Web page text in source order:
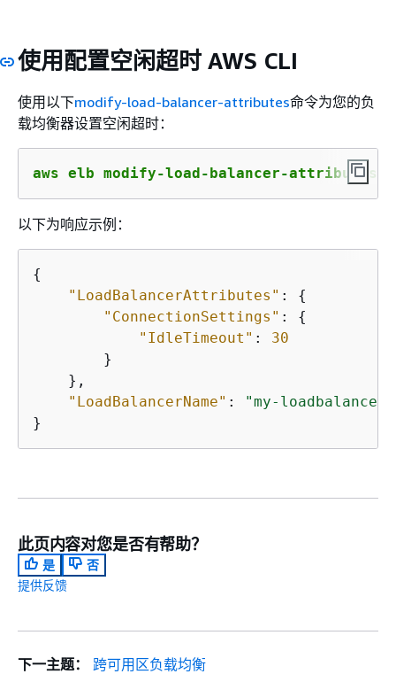
使用配置空闲超时 AWS CLI
使用以下modify-load-balancer-attributes命令为您的负
载均衡器设置空闲超时：
aws elb modify-load-balancer-attributes
以下为响应示例：
{
"LoadBalancerAttributes" : {
"ConnectionSettings" : {
"IdleTimeout" : 30
        }
    },
"LoadBalancerName" :
"my-loadbalancer"
此页内容对您是否有帮助？
是
否
提供反馈
下一主题：
跨可用区负载均衡